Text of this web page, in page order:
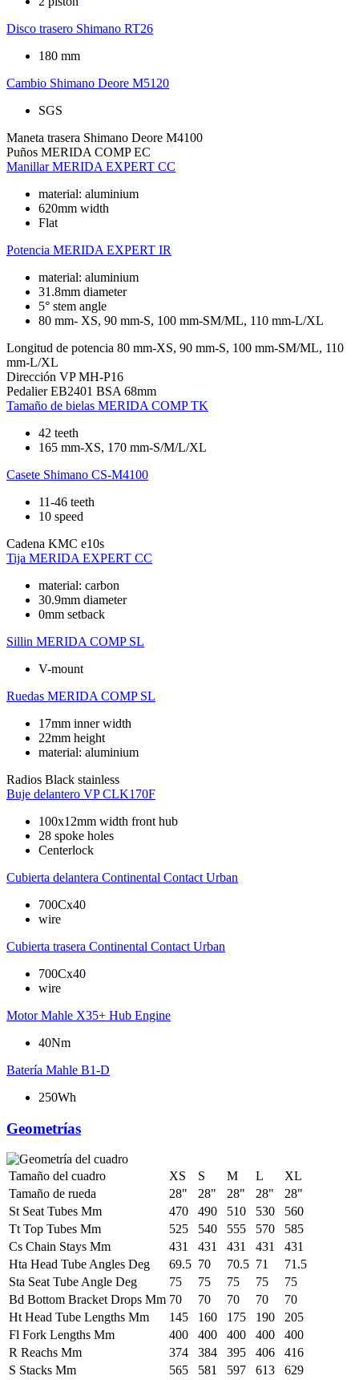
Disco trasero Shimano RT26
180 mm
Cambio Shimano Deore M5120
SGS
Maneta trasera Shimano Deore M4100
Puños MERIDA COMP EC
Manillar MERIDA EXPERT CC
material: aluminium
620mm width
Flat
Potencia MERIDA EXPERT IR
material: aluminium
31.8mm diameter
5° stem angle
80 mm- XS, 90 mm-S, 100 mm-SM/ML, 110 mm-L/XL
Longitud de potencia 80 mm-XS, 90 mm-S, 100 mm-SM/ML, 110
mm-L/XL
Dirección VP MH-P16
Pedalier EB2401 BSA 68mm
Tamaño de bielas MERIDA COMP TK
42 teeth
165 mm-XS, 170 mm-S/M/L/XL
Casete Shimano CS-M4100
11-46 teeth
10 speed
Cadena KMC e10s
Tija MERIDA EXPERT CC
material: carbon
30.9mm diameter
0mm setback
Sillin MERIDA COMP SL
V-mount
Ruedas MERIDA COMP SL
17mm inner width
22mm height
material: aluminium
Radios Black stainless
Buje delantero VP CLK170F
100x12mm width front hub
28 spoke holes
Centerlock
Cubierta delantera Continental Contact Urban
700Cx40
wire
Cubierta trasera Continental Contact Urban
700Cx40
wire
Motor Mahle X35+ Hub Engine
40Nm
Batería Mahle B1-D
250Wh
Geometrías
Tamaño del cuadro XS S M L
XL
Tamaño de rueda
28" 28" 28" 28"
28"
St Seat Tubes Mm
470 490 510 530
560
Tt Top Tubes Mm
525 540 555 570
585
Cs Chain Stays Mm
431 431 431 431
431
Hta Head Tube Angles Deg
69.5 70 70.5 71
71.5
Sta Seat Tube Angle Deg
75 75 75 75
75
Bd Bottom Bracket Drops Mm 70 70 70 70
70
Ht Head Tube Lengths Mm
145 160 175 190
205
Fl Fork Lengths Mm
400 400 400 400
400
R Reachs Mm
374 384 395 406
416
S Stacks Mm
565 581 597 613
629